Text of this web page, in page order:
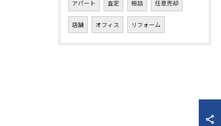
アパート 査定 相談 任意売却
店舗 オフィス リフォーム